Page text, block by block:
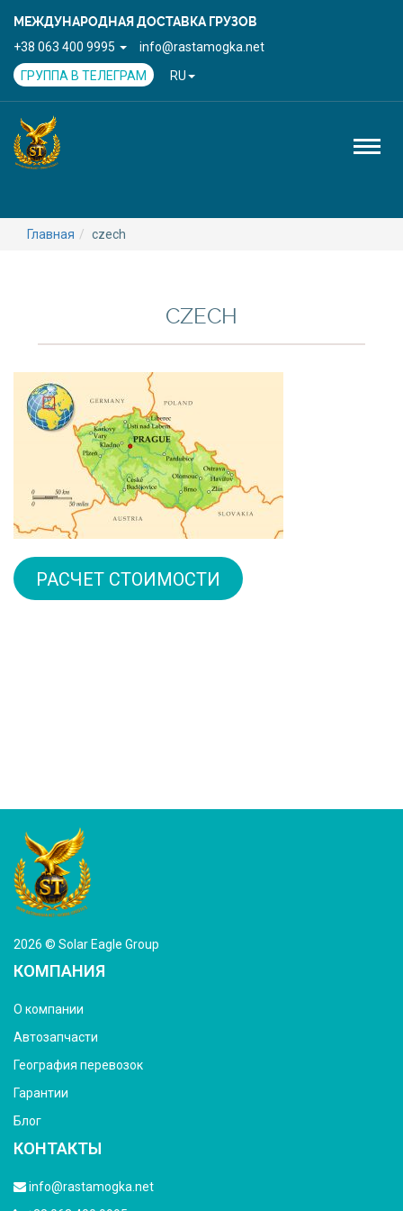
МЕЖДУНАРОДНАЯ ДОСТАВКА ГРУЗОВ
+38 063 400 9995
info@rastamogka.net
ГРУППА В ТЕЛЕГРАМ
RU
Главная czech
CZECH
РАСЧЕТ СТОИМОСТИ
2026 © Solar Eagle Group
КОМПАНИЯ
О компании
Автозапчасти
География перевозок
Гарантии
Блог
КОНТАКТЫ
info@rastamogka.net